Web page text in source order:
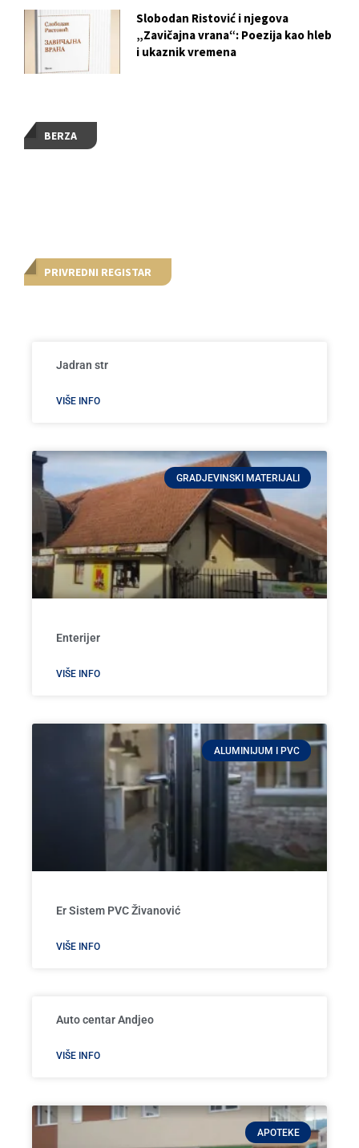
BERZA
PRIVREDNI REGISTAR
Jadran str
VIŠE INFO
GRADJEVINSKI MATERIJALI
Enterijer
VIŠE INFO
ALUMINIJUM I PVC
Er Sistem PVC Živanović
VIŠE INFO
Auto centar Andjeo
VIŠE INFO
APOTEKE
Slobodan Ristović i njegova
„Zavičajna vrana“: Poezija kao hleb
i ukaznik vremena